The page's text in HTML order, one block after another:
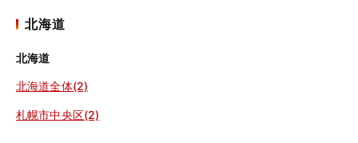
北海道
北海道
北海道全体(2)
札幌市中央区(2)